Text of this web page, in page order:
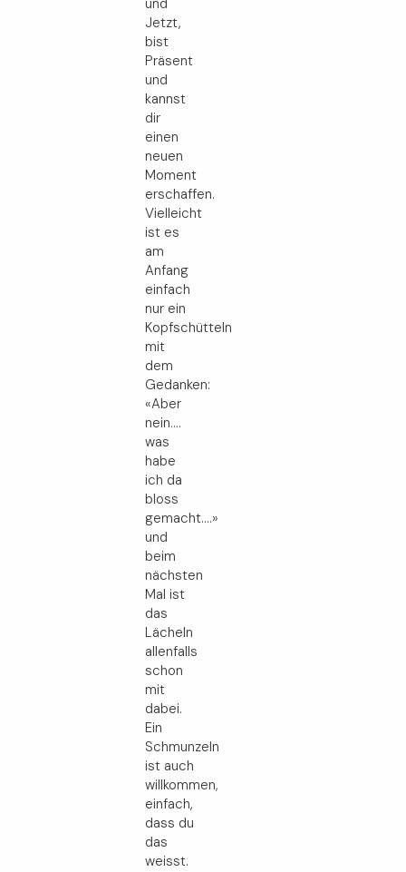
und
Jetzt,
bist
Präsent
und
kannst
dir
einen
neuen
Moment
erschaffen.
Vielleicht
ist es
am
Anfang
einfach
nur ein
Kopfschütteln
mit
dem
Gedanken:
«Aber
nein….
was
habe
ich da
bloss
gemacht….»
und
beim
nächsten
Mal ist
das
Lächeln
allenfalls
schon
mit
dabei.
Ein
Schmunzeln
ist auch
willkommen,
einfach,
dass du
das
weisst.